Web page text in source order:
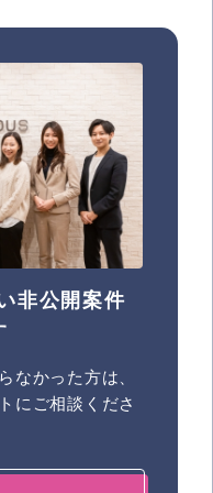
非公開案件
なかった方は、
にご相談くださ